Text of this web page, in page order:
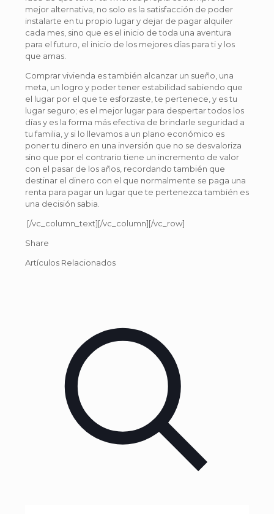
mejor alternativa, no solo es la satisfacción de poder
instalarte en tu propio lugar y dejar de pagar alquiler
cada mes, sino que es el inicio de toda una aventura
para el futuro, el inicio de los mejores días para ti y los
que amas.
Comprar vivienda es también alcanzar un sueño, una
meta, un logro y poder tener estabilidad sabiendo que
el lugar por el que te esforzaste, te pertenece, y es tu
lugar seguro; es el mejor lugar para despertar todos los
días y es la forma más efectiva de brindarle seguridad a
tu familia, y si lo llevamos a un plano económico es
poner tu dinero en una inversión que no se desvaloriza
sino que por el contrario tiene un incremento de valor
con el pasar de los años, recordando también que
destinar el dinero con el que normalmente se paga una
renta para pagar un lugar que te pertenezca también es
una decisión sabia.
[/vc_column_text][/vc_column][/vc_row]
Share
Artículos Relacionados